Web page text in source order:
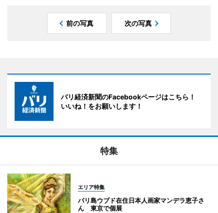
前の写真 次の写真
バリ経済新聞のFacebookページはこちら！
いいね！をお願いします！
特集
エリア特集
バリ島ウブド在住日本人画家マンデラ恵子さ
ん 東京で個展